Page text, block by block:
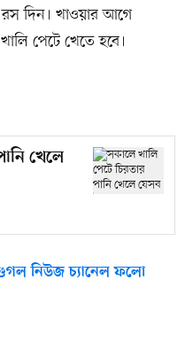
রস দিন। খাওয়ার আগে
পেটে খেতে হবে।
খেলে
নিউজ চ্যানেল ফলো